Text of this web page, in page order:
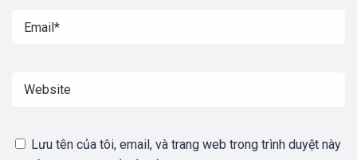
Lưu tên của tôi, email, và trang web trong trình duyệt này